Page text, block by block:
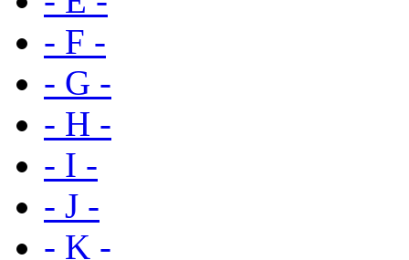
- F -
- G -
- H -
- I -
- J -
- K -